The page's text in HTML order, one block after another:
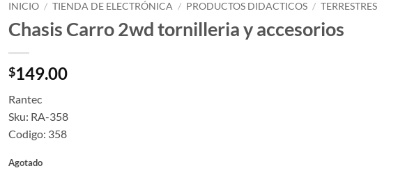
INICIO / TIENDA DE ELECTRÓNICA / PRODUCTOS DIDACTICOS / TERRESTRES
Chasis Carro 2wd tornilleria y accesorios
$149.00
Rantec
Sku: RA-358
Codigo: 358
Agotado